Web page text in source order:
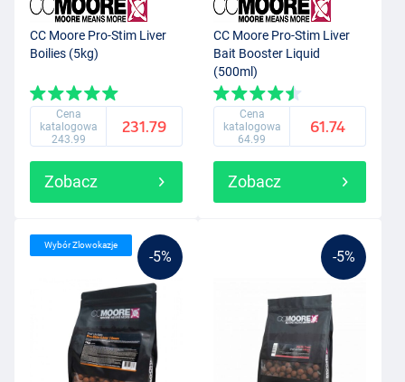
CC Moore Pro-Stim Liver
Boilies (5kg)
Cena
katalogowa
243.99
231.79
Zobacz
CC Moore Pro-Stim Liver
Bait Booster Liquid
(500ml)
Cena
katalogowa
64.99
61.74
Zobacz
-5%
Wybór Zlowokazje
-5%